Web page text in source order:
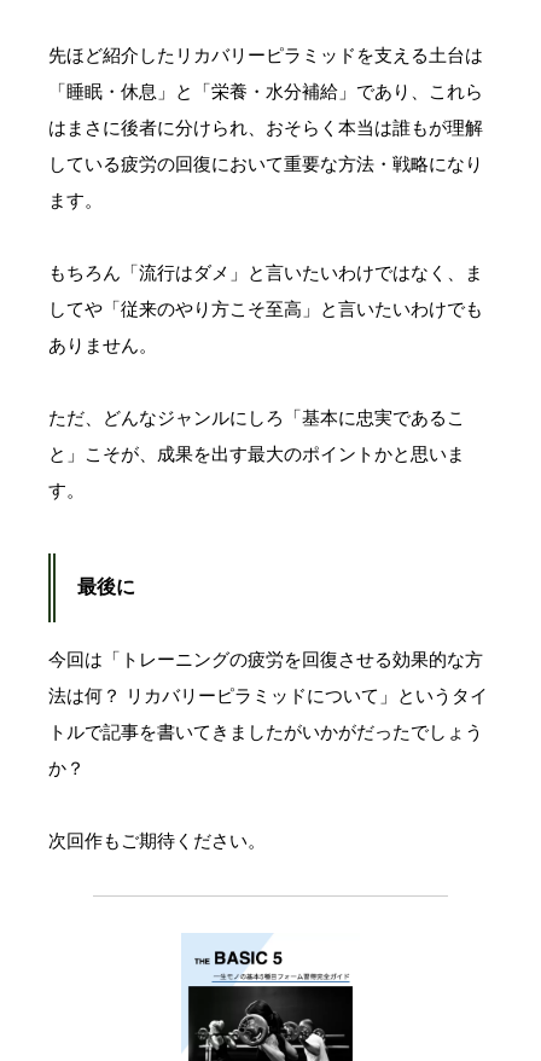
先ほど紹介したリカバリーピラミッドを支える土台は
「睡眠・休息」と「栄養・水分補給」であり、これら
はまさに後者に分けられ、おそらく本当は誰もが理解
している疲労の回復において重要な方法・戦略になり
ます。
もちろん「流行はダメ」と言いたいわけではなく、ま
してや「従来のやり方こそ至高」と言いたいわけでも
ありません。
ただ、どんなジャンルにしろ「基本に忠実であるこ
と」こそが、成果を出す最大のポイントかと思いま
す。
最後に
今回は「トレーニングの疲労を回復させる効果的な方
法は何？ リカバリーピラミッドについて」というタイ
トルで記事を書いてきましたがいかがだったでしょう
か？
次回作もご期待ください。